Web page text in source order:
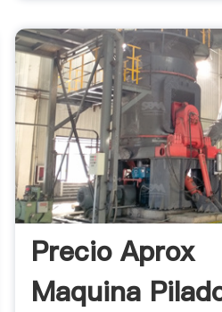
Precio Aprox
Maquina